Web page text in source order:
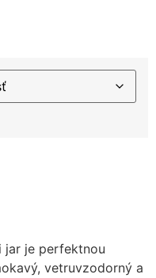
jar je perfektnou
vetruvzodorný a